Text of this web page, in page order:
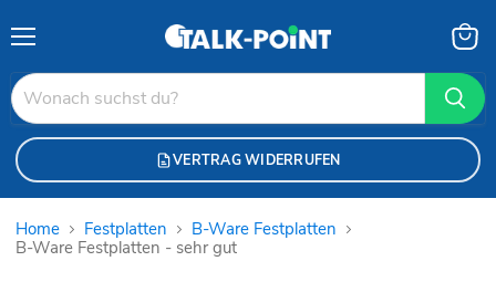
VERTRAG WIDERRUFEN
Home Festplatten
B-Ware Festplatten
B-Ware Festplatten - sehr gut